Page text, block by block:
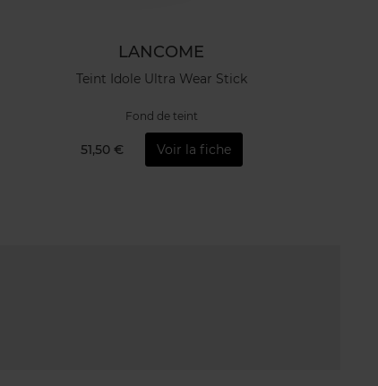
LANCOME
Teint Idole Ultra Wear Stick
Fond de teint
51,50 € Voir la fiche